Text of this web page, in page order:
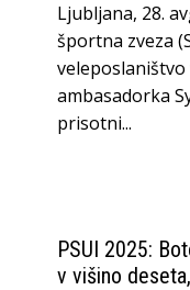
Ljubljana, 28.
športna zveza
ambasadorka
prisotni...
PSUI 2025:
v višino